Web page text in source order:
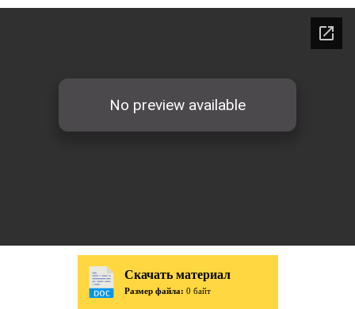
Скачать материал
Размер файла: 0 байт